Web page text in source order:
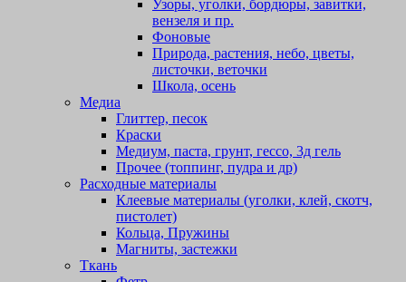
Узоры, уголки, бордюры, завитки,
вензеля и пр.
Фоновые
Природа, растения, небо, цветы,
листочки, веточки
Школа, осень
Медиа
Глиттер, песок
Краски
Медиум, паста, грунт, гессо, 3д гель
Прочее (топпинг, пудра и др)
Расходные материалы
Клеевые материалы (уголки, клей, скотч,
пистолет)
Кольца, Пружины
Магниты, застежки
Ткань